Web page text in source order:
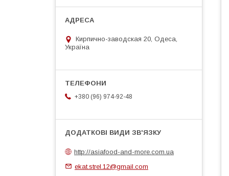
Кирпично-заводская 20, Одеса,
Україна
+380 (96) 974-92-48
http://asiafood-and-more.com.ua
ekat.strel.12@gmail.com